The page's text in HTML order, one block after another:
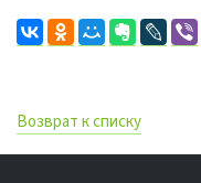
Возврат к списку